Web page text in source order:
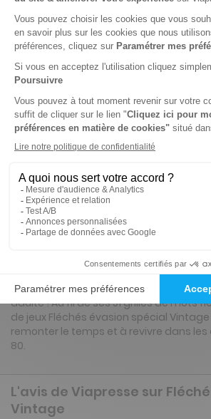
Abonnement 1 an
14€
Tarif France métropolitaine
Renouvellement à date d’anniversaire
Présentation du magazine
HS Vintage
numéro exceptionnel spécial vintage,
Quel bonheur de se replonger dans
enfance, de notre adolescence, voire
adulte ! Au fil de ses 51 grilles de mots
de jeux Fléchés évasion spécial
remonter le temps et à revivre dans les
80.
L'avis de Viapresse sur
Vintage